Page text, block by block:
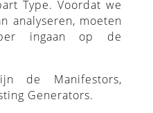
Type. Voordat we
analyseren, moeten
ingaan op de
de Manifestors,
Generators.